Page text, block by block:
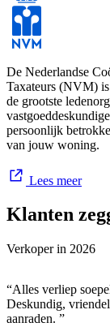
De Nederlandse
Taxateurs (NVM) is
de grootste
persoonlijk
van jouw woning.
Lees meer
Klanten
Verkoper in 2026
“Alles verliep
Deskundig,
aanraden. ”